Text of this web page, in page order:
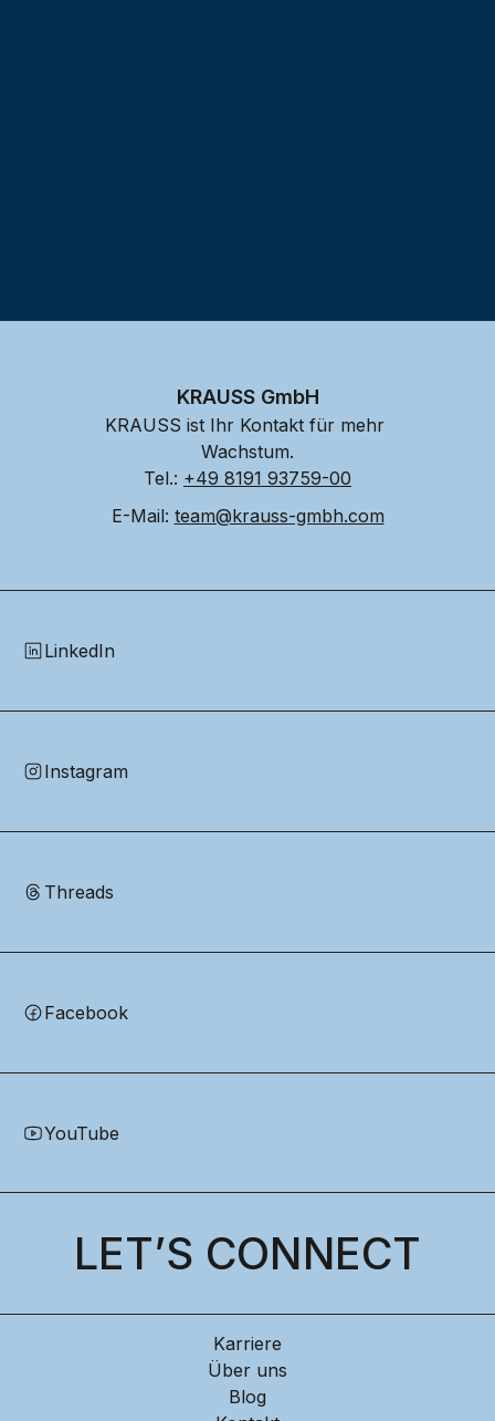
KRAUSS GmbH
KRAUSS ist Ihr Kontakt für mehr
Wachstum.
Tel.: +49 8191 93759-00
E-Mail: team@krauss-gmbh.com
LinkedIn
Instagram
Threads
Facebook
YouTube
LET’S CONNECT
Karriere
Über uns
Blog